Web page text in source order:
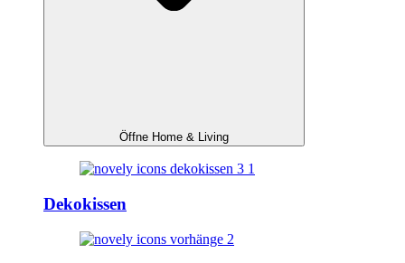
Öffne Home & Living
Dekokissen